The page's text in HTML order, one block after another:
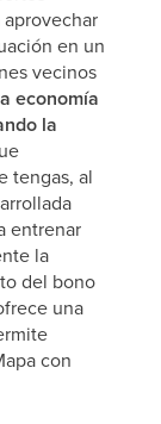
en un
vecinos
economía
la
tengas, al
entrenar
la
del bono
una
con